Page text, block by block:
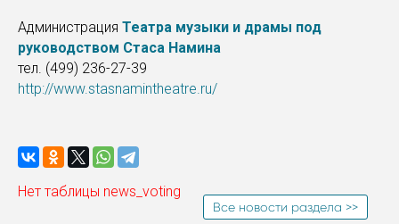
Администрация Театра музыки и драмы под
руководством Стаса Намина
тел. (499) 236-27-39
http://www.stasnamintheatre.ru/
Нет таблицы news_voting
Все новости раздела >>